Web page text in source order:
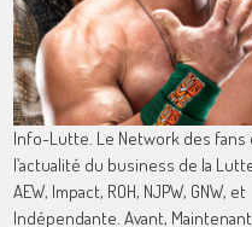
Info-Lutte. Le Network des fans
l’actualité du business de la
AEW, Impact, ROH, NJPW, GNW, et
Indépendante. Avant,